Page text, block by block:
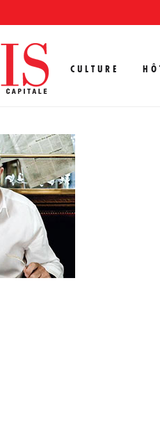
CULTURE